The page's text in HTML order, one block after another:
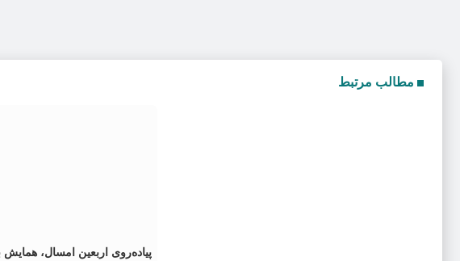
مطالب مرتبط
پیاده‌روی اربعین امسال،